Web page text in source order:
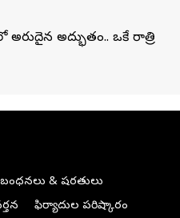
అరుదైన అద్భుతం.. ఒకే రాత్రి
& షరతులు
ఫిర్యాదుల పరిష్కారం